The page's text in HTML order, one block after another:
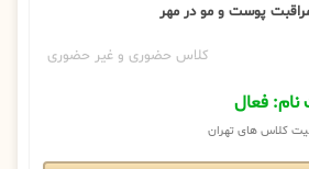
مراقبت پوست و مو در مهر
کلاس حضوری و غیر حضوری
فعال
کلاس های تهران